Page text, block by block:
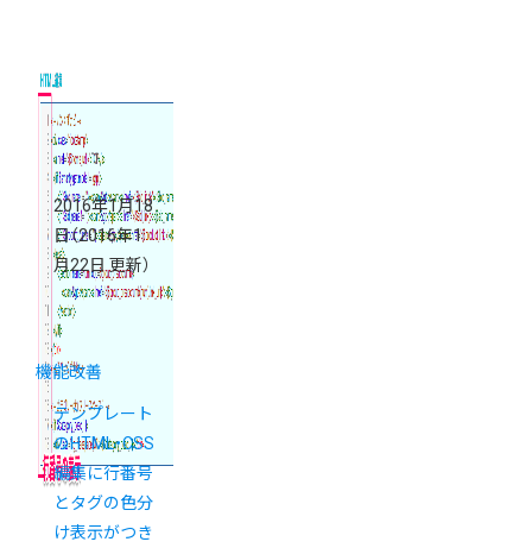
2016年1月18
日（2016年1
月22日 更新）
機能改善
テンプレート
のHTML・CSS
編集に行番号
とタグの色分
け表示がつき